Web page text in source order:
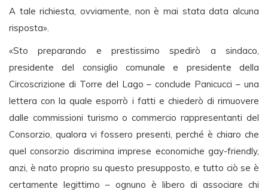
A tale richiesta, ovviamente, non è mai stata data alcuna
risposta».
«Sto preparando e prestissimo spedirò a sindaco,
presidente del consiglio comunale e presidente della
Circoscrizione di Torre del Lago – conclude Panicucci – una
lettera con la quale esporrò i fatti e chiederò di rimuovere
dalle commissioni turismo o commercio rappresentanti del
Consorzio, qualora vi fossero presenti, perché è chiaro che
quel consorzio discrimina imprese economiche gay-friendly,
anzi, è nato proprio su questo presupposto, e tutto ciò se è
certamente legittimo – ognuno è libero di associare chi